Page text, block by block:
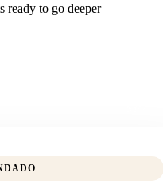
ready to go deeper